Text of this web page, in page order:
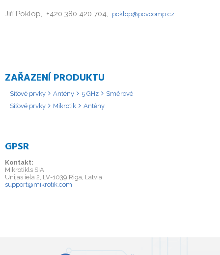
Jiří Poklop, +420 380 420 704, poklop@pcvcomp.cz
ZAŘAZENÍ PRODUKTU
Síťové prvky Antény 5 GHz
Směrové
Síťové prvky
Mikrotik Antény
GPSR
Kontakt:
Mikrotikls SIA
Unijas iela 2, LV-1039 Riga, Latvia
support@mikrotik.com